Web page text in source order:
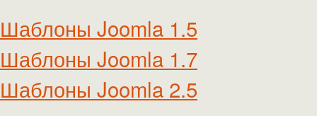
Шаблоны Joomla 1.5
Шаблоны Joomla 1.7
Шаблоны Joomla 2.5